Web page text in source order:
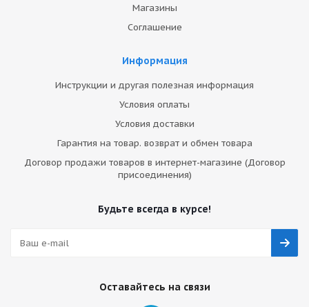
Магазины
Соглашение
Информация
Инструкции и другая полезная информация
Условия оплаты
Условия доставки
Гарантия на товар. возврат и обмен товара
Договор продажи товаров в интернет-магазине (Договор
присоединения)
Будьте всегда в курсе!
Оставайтесь на связи